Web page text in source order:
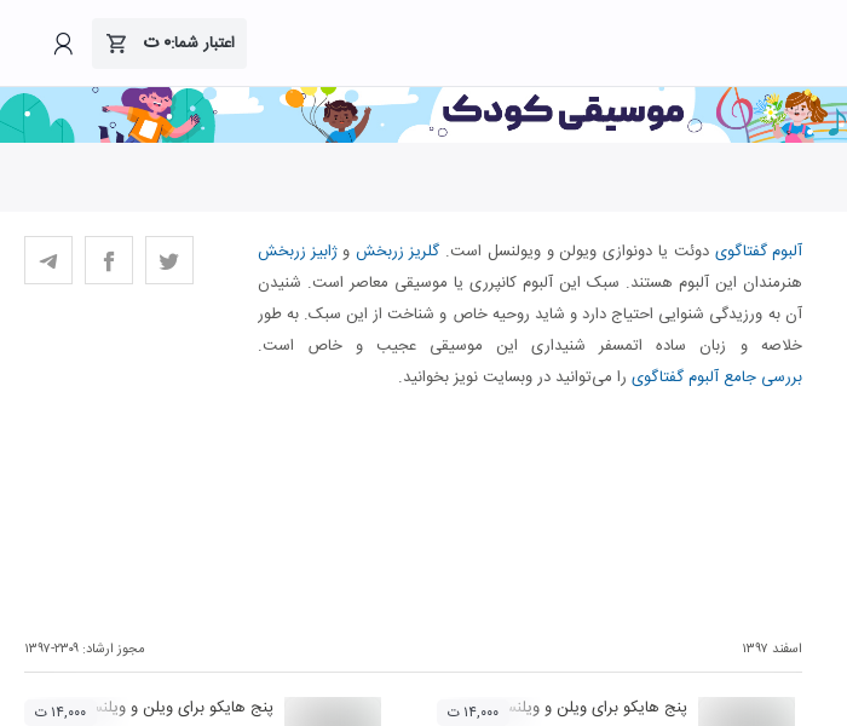
اعتبار شما:۰ت
آلبوم گفتاگوی دوئت یا دونوازی ویولن و ویولنسل است. گلریز زربخشوژابیز زربخش
هنرمندان این آلبوم هستند. سبک این آلبوم کانپرری یا موسیقی معاصر است. شنیدن
آن به ورزیدگی شنوایی احتیاج دارد و شاید روحیه خاص و شناخت از این سبک. به طور
خلاصه و زبان ساده اتمسفر شنیداری این موسیقی عجیب و خاص است.
بررسی جامع آلبوم گفتاگوی را می‌توانید در وبسایت نویز بخوانید.
اسفند ۱۳۹۷ مجوز ارشاد: ۱۳۹۷-۲۳۰۹
پنج هایکو برای ویلن و ویلنسل 1۱۴,۰۰۰ ت پنج هایکو برای ویلن و ویلنسل 2۱۴,۰۰۰ ت